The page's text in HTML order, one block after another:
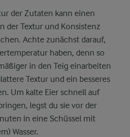
der Zutaten kann einen
der Textur und Konsistenz
Achte zunächst darauf,
haben, denn so
in den Teig einarbeiten
Textur und ein besseres
Um kalte Eier schnell auf
legst du sie vor der
in eine Schüssel mit
Wasser.